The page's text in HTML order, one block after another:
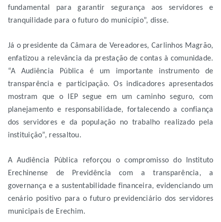
fundamental para garantir segurança aos servidores e
tranquilidade para o futuro do município”, disse.
Já o presidente da Câmara de Vereadores, Carlinhos Magrão,
enfatizou a relevância da prestação de contas à comunidade.
“A Audiência Pública é um importante instrumento de
transparência e participação. Os indicadores apresentados
mostram que o IEP segue em um caminho seguro, com
planejamento e responsabilidade, fortalecendo a confiança
dos servidores e da população no trabalho realizado pela
instituição”, ressaltou.
A Audiência Pública reforçou o compromisso do Instituto
Erechinense de Previdência com a transparência, a
governança e a sustentabilidade financeira, evidenciando um
cenário positivo para o futuro previdenciário dos servidores
municipais de Erechim.